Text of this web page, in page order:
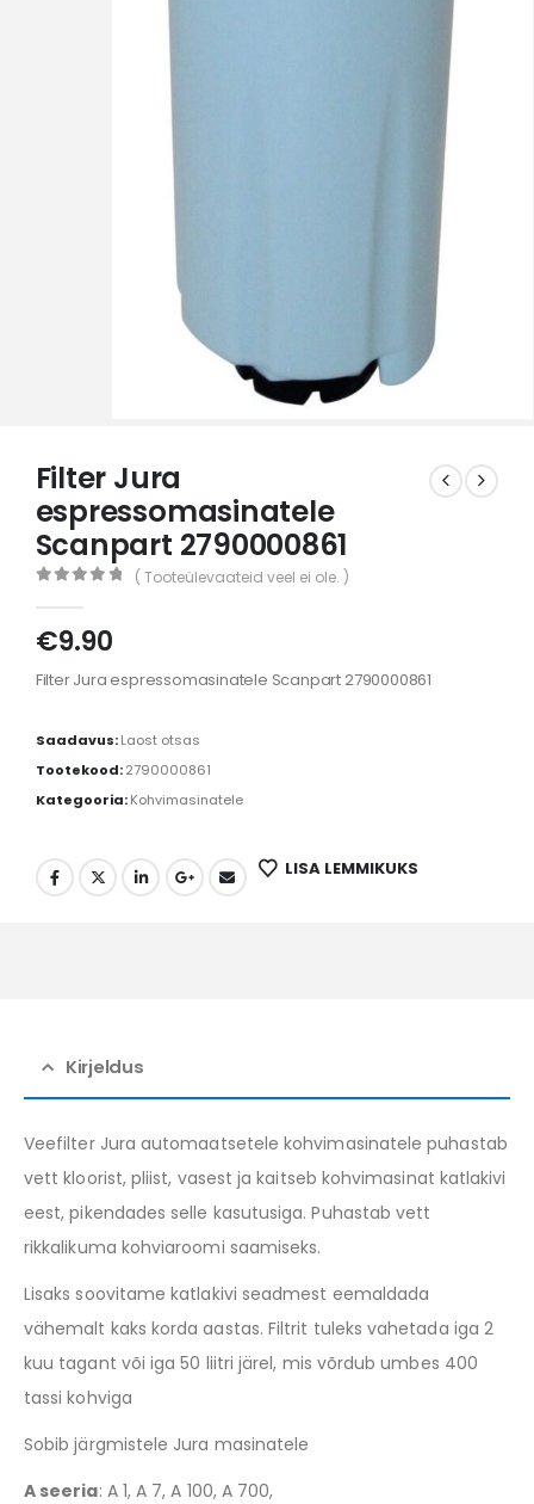
Filter Jura
espressomasinatele
Scanpart 2790000861
( Tooteülevaateid veel ei ole. )
€9.90
Filter Jura espressomasinatele Scanpart 2790000861
Saadavus:Laost otsas
Tootekood:2790000861
Kategooria:Kohvimasinatele
LISA LEMMIKUKS
Kirjeldus
Veefilter Jura automaatsetele kohvimasinatele puhastab
vett kloorist, pliist, vasest ja kaitseb kohvimasinat katlakivi
eest, pikendades selle kasutusiga. Puhastab vett
rikkalikuma kohviaroomi saamiseks.
Lisaks soovitame katlakivi seadmest eemaldada
vähemalt kaks korda aastas. Filtrit tuleks vahetada iga 2
kuu tagant või iga 50 liitri järel, mis võrdub umbes 400
tassi kohviga
Sobib järgmistele Jura masinatele
A seeria: A 1, A 7, A 100, A 700,